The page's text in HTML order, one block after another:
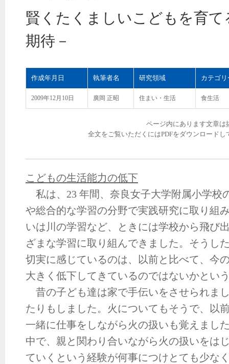
賢くたくましいこどもを育
期待－
作成年月日 執筆者名 研究領域 カテゴリ
2009年12月10日 廣岡 正昭 住まい・生活 食生活
ページ内にあります文章は
全文をご覧いただくにはPDFをダウンロードし
こどもの生活能力の低下
私は、23 年間、奈良女子大学附属小学校
や総合的な学習の分野で実践研究に取り組
いは川の学習など、ときには学校から飛び
ざまな学習に取り組んできました。そうし
切実に感じているのは、以前と比べて、今
大きく低下してきているのではないかとい
昔の子ども達は家で手伝いをさせられま
たりもしました。火についてもそうで、以
一緒に仕事をしながら火の扱いも覚えまし
中で、親と関わり合いながら火の扱いをは
ていくという経験が何事につけとても少な